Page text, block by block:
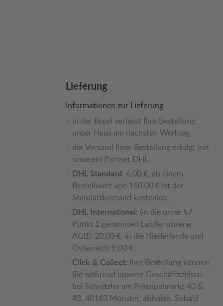
Lieferung
Informationen zur Lieferung
in der Regel verlässt Ihre Bestellung
unser Haus am nächsten Werktag
der Versand Ihrer Bestellung erfolgt mit
unserem Partner DHL
DHL Standard: 6,00 €, ab einem
Bestellwert von 150,00 € ist der
Standardversand kostenlos
DHL International: (in die unter §7
Punkt 1 genannten Länder unserer
AGB): 20,00 €, in die Niederlande und
Österreich 9,00 €.
Click & Collect: Ihre Bestellung können
Sie während unserer Geschäftszeiten
bei Schnitzler am Prinzipalmarkt 40 &
43, 48143 Münster, abholen. Sobald